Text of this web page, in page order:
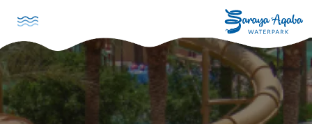
تجاوز إلى المحتوى الرئيسي